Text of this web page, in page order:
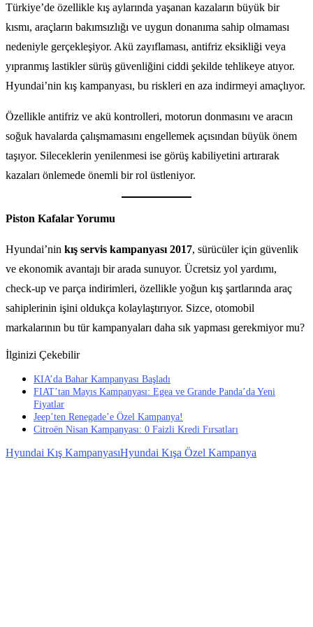
Türkiye’de özellikle kış aylarında yaşanan kazaların büyük bir
kısmı, araçların bakımsızlığı ve uygun donanıma sahip olmaması
nedeniyle gerçekleşiyor. Akü zayıflaması, antifriz eksikliği veya
yıpranmış lastikler sürüş güvenliğini ciddi şekilde tehlikeye atıyor.
Hyundai’nin kış kampanyası, bu riskleri en aza indirmeyi amaçlıyor.
Özellikle antifriz ve akü kontrolleri, motorun donmasını ve aracın
soğuk havalarda çalışmamasını engellemek açısından büyük önem
taşıyor. Sileceklerin yenilenmesi ise görüş kabiliyetini artırarak
kazaları önlemede önemli bir rol üstleniyor.
Piston Kafalar Yorumu
Hyundai’nin kış servis kampanyası 2017, sürücüler için güvenlik
ve ekonomik avantajı bir arada sunuyor. Ücretsiz yol yardımı,
check-up ve parça indirimleri, özellikle yoğun kış şartlarında araç
sahiplerinin işini oldukça kolaylaştırıyor. Sizce, otomobil
markalarının bu tür kampanyaları daha sık yapması gerekmiyor mu?
İlginizi Çekebilir
KIA’da Bahar Kampanyası Başladı
FIAT’tan Mayıs Kampanyası: Egea ve Grande Panda’da Yeni
Fiyatlar
Jeep’ten Renegade’e Özel Kampanya!
Citroën Nisan Kampanyası: 0 Faizli Kredi Fırsatları
Hyundai Kış KampanyasıHyundai Kışa Özel Kampanya